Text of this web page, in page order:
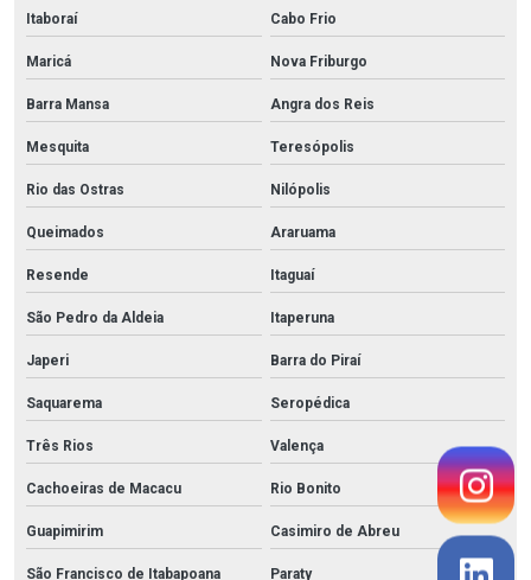
Itaboraí Cabo Frio
Maricá Nova Friburgo
Barra Mansa Angra dos Reis
Mesquita Teresópolis
Rio das Ostras Nilópolis
Queimados Araruama
Resende Itaguaí
São Pedro da Aldeia Itaperuna
Japeri Barra do Piraí
Saquarema Seropédica
Três Rios Valença
Cachoeiras de Macacu Rio Bonito
Guapimirim Casimiro de Abreu
São Francisco de Itabapoana Paraty